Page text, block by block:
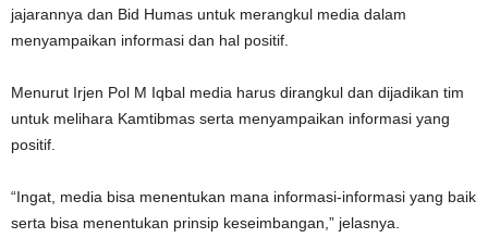
jajarannya dan Bid Humas untuk merangkul media dalam
menyampaikan informasi dan hal positif.
Menurut Irjen Pol M Iqbal media harus dirangkul dan dijadikan tim
untuk melihara Kamtibmas serta menyampaikan informasi yang
positif.
“Ingat, media bisa menentukan mana informasi-informasi yang baik
serta bisa menentukan prinsip keseimbangan,” jelasnya.